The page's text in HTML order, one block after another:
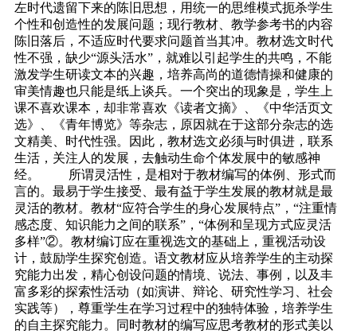
左时代遗留下来的陈旧思想，用统一的思维模式扼杀学生
个性和创造性的发展问题；现行教材、教学参考书的内容
陈旧落后，不适应时代要求问题首当其冲。教材选文时代
性不强，缺少“源头活水”，就难以引起学生的共鸣，不能
激发学生研读文本的兴趣，培养高尚的道德情操和健康的
审美情趣也只能是纸上谈兵。一个突出的现象是，学生上
课不喜欢课本，却非常喜欢《读者文摘》、《中华活页文
选》、《青年博览》等杂志，原因就在于这部分杂志的选
文精美、时代性强。因此，教材选文必须与时俱进，联系
生活，关注人的发展，去触动生命个体发展中的敏感神
经。 所谓灵活性，是相对于教材编写的体例、形式而
言的。最易于学生接受、最有益于学生发展的教材就是最
灵活的教材。教材“应符合学生的身心发展特点”，“注重情
感态度、知识能力之间的联系”，“体例和呈现方式应灵活
多样”②。教材编订应在重视选文的基础上，重视活动设
计，鼓励学生探究创造。语文教材应从培养学生的主动探
究能力出发，精心创设问题的情境、说法、事例，以及丰
富多彩的探索性活动（如演讲、辩论、研究性学习、社会
实践等），尊重学生在学习过程中的独特体验，培养学生
的自主探究能力。同时教材的编写应思考教材的形式美以